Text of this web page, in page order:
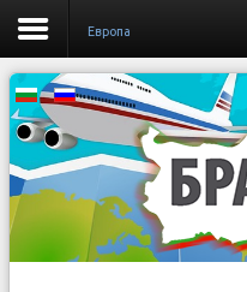
Европа